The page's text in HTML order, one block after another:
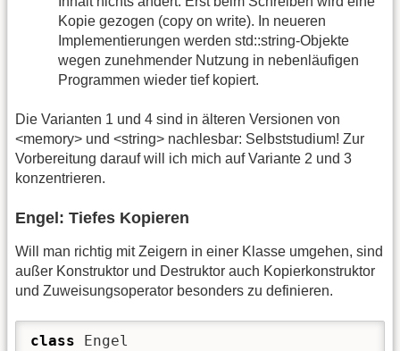
Kopie gezogen (copy on write). In neueren
Implementierungen werden std::string-Objekte
wegen zunehmender Nutzung in nebenläufigen
Programmen wieder tief kopiert.
Die Varianten 1 und 4 sind in älteren Versionen von
<memory> und <string> nachlesbar: Selbststudium! Zur
Vorbereitung darauf will ich mich auf Variante 2 und 3
konzentrieren.
Engel: Tiefes Kopieren
Will man richtig mit Zeigern in einer Klasse umgehen, sind
außer Konstruktor und Destruktor auch Kopierkonstruktor
und Zuweisungsoperator besonders zu definieren.
class